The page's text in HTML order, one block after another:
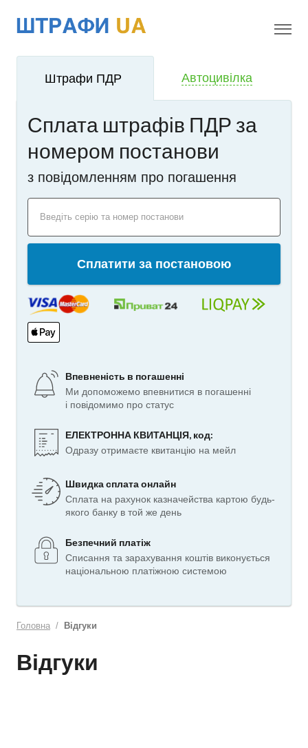
i!
Штрафи ПДР Автоцивілка
Сплата штрафів ПДР за
номером постанови
з повідомленням про погашення
Введіть серію та номер постанови
Сплатити за постановою
Впевненість в погашенні
Ми допоможемо впевнитися в погашенні
і повідомимо про статус
ЕЛЕКТРОННА КВИТАНЦІЯ, код:
Одразу отримаєте квитанцію на мейл
Швидка сплата онлайн
Сплата на рахунок казначейства картою будь-
якого банку в той же день
Безпечний платіж
Списання та зарахування коштів виконується
національною платіжною системою
Головна Відгуки
Відгуки